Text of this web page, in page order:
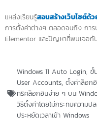
แหล่งเรียนรู้สอนสร้างเว็บไซต์ด้
การตั้งค่าต่างๆ ตลอดจนถึง การ
Elementor และปัญหาที่พบเจอกั
Windows 11 Auto Login, ขั้
User Accounts, ตั้งค่าล็อก
ทริคล็อกอินง่าย ๆ บน
วิธีตั้งค่าโดยไม่กระทบความป
ประหยัดเวลาเข้า Windows